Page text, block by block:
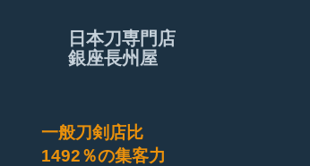
日本刀専門店
銀座長州屋
一般刀剣店比
​1492％の集客力